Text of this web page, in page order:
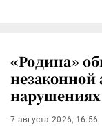
«Родина»
нарушениях
7 августа 2026, 16:56